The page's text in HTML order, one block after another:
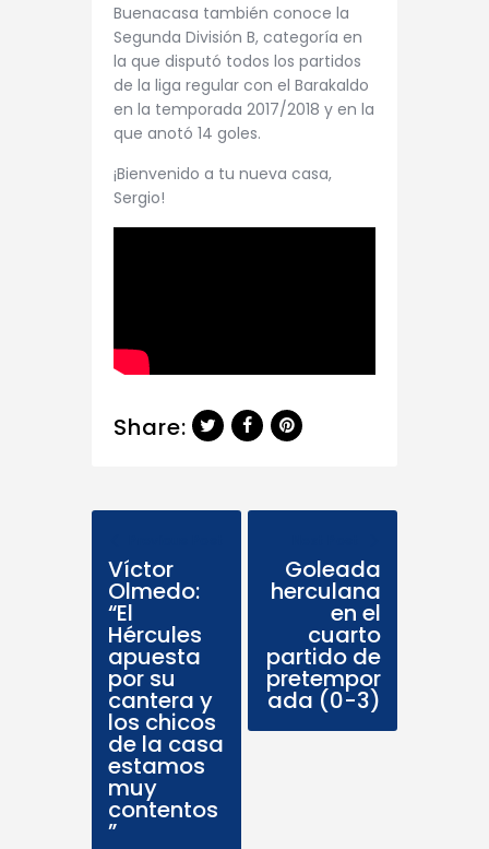
Buenacasa también conoce la
Segunda División B, categoría en
la que disputó todos los partidos
de la liga regular con el Barakaldo
en la temporada 2017/2018 y en la
que anotó 14 goles.
¡Bienvenido a tu nueva casa,
Sergio!
Share:
Víctor
Olmedo:
“El
Hércules
apuesta
por su
cantera y
los chicos
de la casa
estamos
muy
contentos
”
Goleada
herculana
en el
cuarto
partido de
pretempor
ada (0-3)